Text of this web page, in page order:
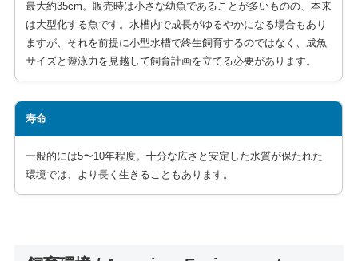
最大約35cm。販売時は小さな幼魚であることが多いものの、本来
は大型化する魚です。水槽内で成長がゆるやかになる場合もあり
ますが、それを前提に小型水槽で終生飼育するのではなく、成魚
サイズと遊泳力を見越して飼育計画を立てる必要があります。
寿命
一般的には5〜10年程度。十分な広さと安定した水質が保たれた
環境では、より長く生きることもあります。